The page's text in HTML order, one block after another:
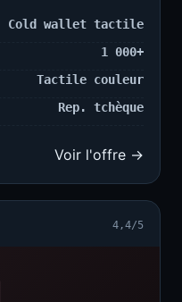
Cold wallet tactile
1 000+
Tactile couleur
Rep. tchèque
Voir l'offre →
4,4/5